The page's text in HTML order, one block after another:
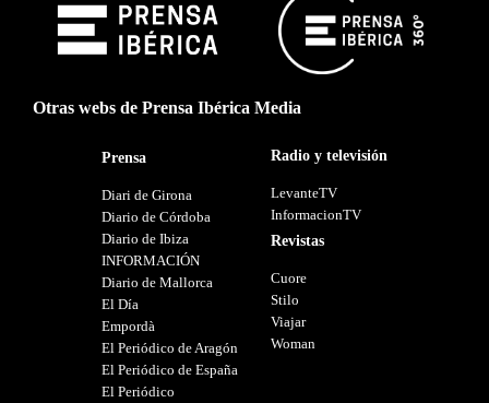
Otras webs de Prensa Ibérica Media
Prensa
Diari de Girona
Diario de Córdoba
Diario de Ibiza
INFORMACIÓN
Diario de Mallorca
El Día
Empordà
El Periódico de Aragón
El Periódico de España
El Periódico
Radio y televisión
LevanteTV
InformacionTV
Revistas
Cuore
Stilo
Viajar
Woman